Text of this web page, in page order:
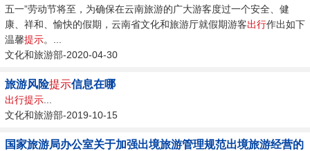
五一”劳动节将至，为确保在云南旅游的广大游客度过一个安全、健
康、祥和、愉快的假期，云南省文化和旅游厅就假期游客出行作出如下
温馨提示。...
文化和旅游部-2020-04-30
旅游风险提示信息在哪
出行提示
文化和旅游部-2019-10-15
国家旅游局办公室关于加强出境旅游管理规范出境旅游经营的